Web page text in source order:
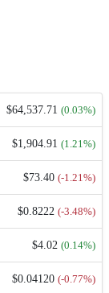
$64,537.71 (0.03%)
$1,904.91 (1.21%)
$73.40 (-1.21%)
$0.8222 (-3.48%)
$4.02 (0.14%)
$0.04120 (-0.77%)